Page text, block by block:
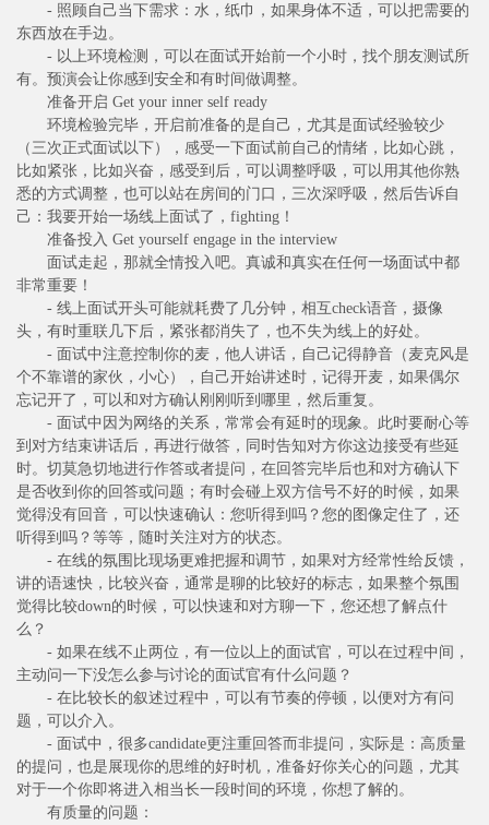
- 照顾自己当下需求：水，纸巾，如果身体不适，可以把需要的
东西放在手边。
- 以上环境检测，可以在面试开始前一个小时，找个朋友测试所
有。预演会让你感到安全和有时间做调整。
准备开启 Get your inner self ready
环境检验完毕，开启前准备的是自己，尤其是面试经验较少
（三次正式面试以下），感受一下面试前自己的情绪，比如心跳，
比如紧张，比如兴奋，感受到后，可以调整呼吸，可以用其他你熟
悉的方式调整，也可以站在房间的门口，三次深呼吸，然后告诉自
己：我要开始一场线上面试了，fighting！
准备投入 Get yourself engage in the interview
面试走起，那就全情投入吧。真诚和真实在任何一场面试中都
非常重要！
- 线上面试开头可能就耗费了几分钟，相互check语音，摄像
头，有时重联几下后，紧张都消失了，也不失为线上的好处。
- 面试中注意控制你的麦，他人讲话，自己记得静音（麦克风是
个不靠谱的家伙，小心），自己开始讲述时，记得开麦，如果偶尔
忘记开了，可以和对方确认刚刚听到哪里，然后重复。
- 面试中因为网络的关系，常常会有延时的现象。此时要耐心等
到对方结束讲话后，再进行做答，同时告知对方你这边接受有些延
时。切莫急切地进行作答或者提问，在回答完毕后也和对方确认下
是否收到你的回答或问题；有时会碰上双方信号不好的时候，如果
觉得没有回音，可以快速确认：您听得到吗？您的图像定住了，还
听得到吗？等等，随时关注对方的状态。
- 在线的氛围比现场更难把握和调节，如果对方经常性给反馈，
讲的语速快，比较兴奋，通常是聊的比较好的标志，如果整个氛围
觉得比较down的时候，可以快速和对方聊一下，您还想了解点什
么？
- 如果在线不止两位，有一位以上的面试官，可以在过程中间，
主动问一下没怎么参与讨论的面试官有什么问题？
- 在比较长的叙述过程中，可以有节奏的停顿，以便对方有问
题，可以介入。
- 面试中，很多candidate更注重回答而非提问，实际是：高质量
的提问，也是展现你的思维的好时机，准备好你关心的问题，尤其
对于一个你即将进入相当长一段时间的环境，你想了解的。
有质量的问题：